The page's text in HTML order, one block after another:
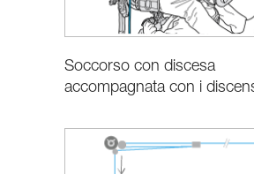
Soccorso con discesa
accompagnata con i